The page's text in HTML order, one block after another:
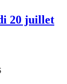
20 juillet